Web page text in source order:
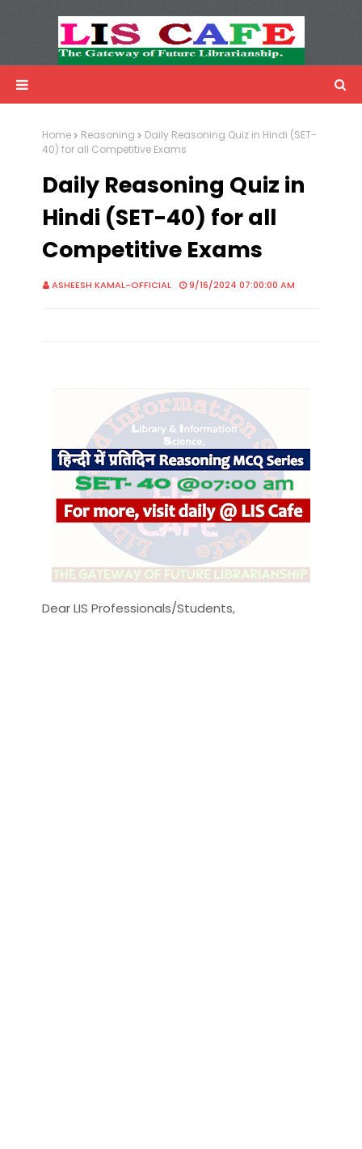
Advertisemnet
Home Reasoning
Daily Reasoning Quiz in Hindi (SET-
40) for all Competitive Exams
Daily Reasoning Quiz in
Hindi (SET-40) for all
Competitive Exams
ASHEESH KAMAL-OFFICIAL 9/16/2024 07:00:00 AM
Dear LIS Professionals/Students,